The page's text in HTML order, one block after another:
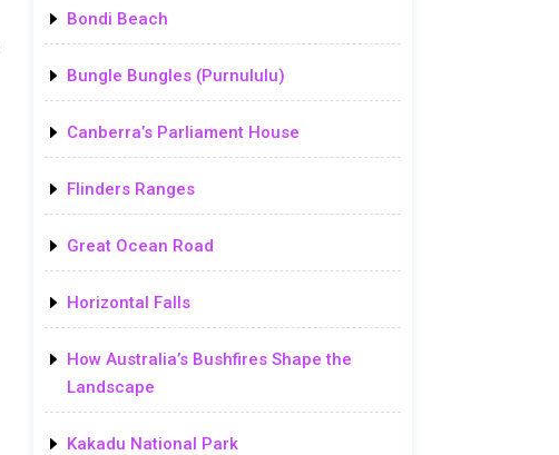
Bondi Beach
Bungle Bungles (Purnululu)
Canberra’s Parliament House
Flinders Ranges
Great Ocean Road
Horizontal Falls
How Australia’s Bushfires Shape the
Landscape
Kakadu National Park